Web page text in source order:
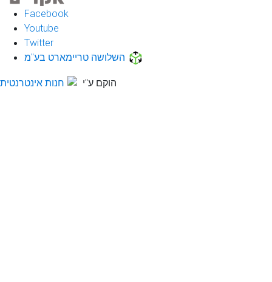
Facebook
Youtube
Twitter
השלושה טריימארט בע"מ
הוקם ע"י חנות אינטרנטית